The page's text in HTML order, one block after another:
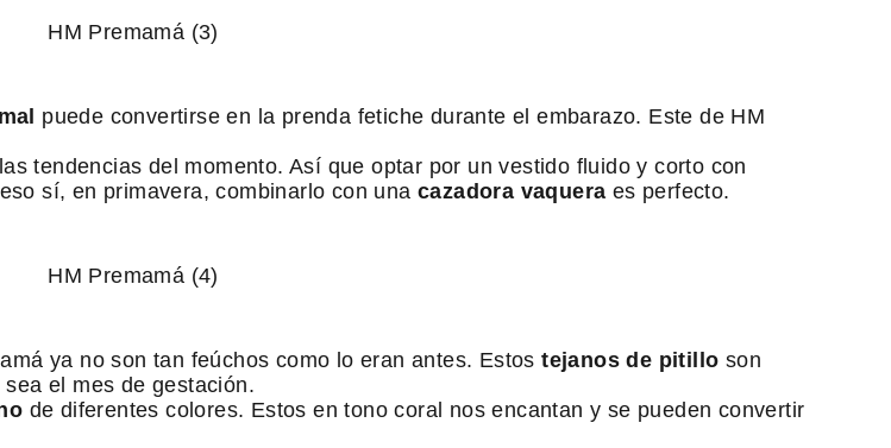
puede convertirse en la prenda fetiche durante el embarazo. Este de HM
tendencias del momento. Así que optar por un vestido fluido y corto con
sí, en primavera, combinarlo con unacazadora vaquera es perfecto.
ya no son tan feúchos como lo eran antes. Estostejanos de pitillo son
el mes de gestación.
de diferentes colores. Estos en tono coral nos encantan y se pueden convertir